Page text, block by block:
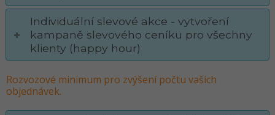
Individuální slevové akce - vytvoření
kampaně slevového ceníku pro všechny
klienty (happy hour)
Rozvozové minimum pro zvýšení počtu vašich
objednávek.